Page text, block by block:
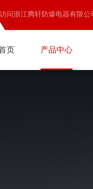
访问浙江腾轩防爆电器有限
页 产品中心